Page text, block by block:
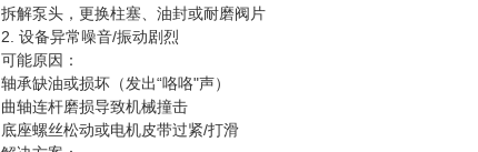
拆解泵头，更换柱塞、油封或耐磨阀片
2. 设备异常噪音/振动剧烈
可能原因：
轴承缺油或损坏（发出“咯咯"声）
曲轴连杆磨损导致机械撞击
底座螺丝松动或电机皮带过紧/打滑